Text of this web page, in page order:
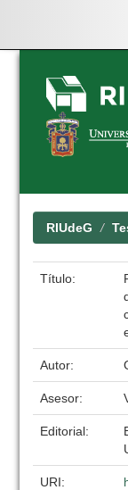
Skip
navigation
RIUdeG
Título:
Autor:
Asesor:
Editorial:
URI: